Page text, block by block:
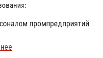
промпредприятий